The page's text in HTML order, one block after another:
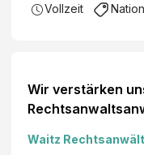
B
f
s
a
c
b
H
i
Vollzeit
Wir verstärken
Waitz